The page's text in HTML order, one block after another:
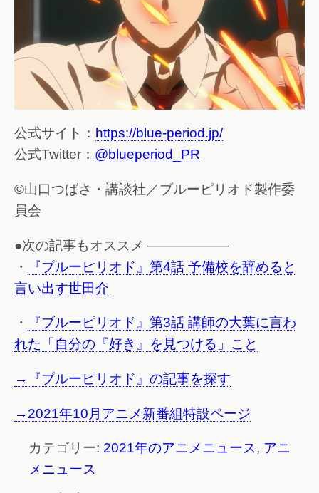
公式サイト： https://blue-period.jp/
公式Twitter： @blueperiod_PR
©山口つばさ・講談社／ブルーピリオド製作委
員会
●次の記事もオススメ ——————
・
『ブルーピリオド』第4話 予備校を辞めると
言い出す世田介
・
『ブルーピリオド』第3話 講師の大葉に言わ
れた「自分の『好き』を見つける」こと
→『ブルーピリオド』の記事を探す
→2021年10月アニメ新番組特設ページ
カテゴリー: 2021年のアニメニュース, アニ
メニュース